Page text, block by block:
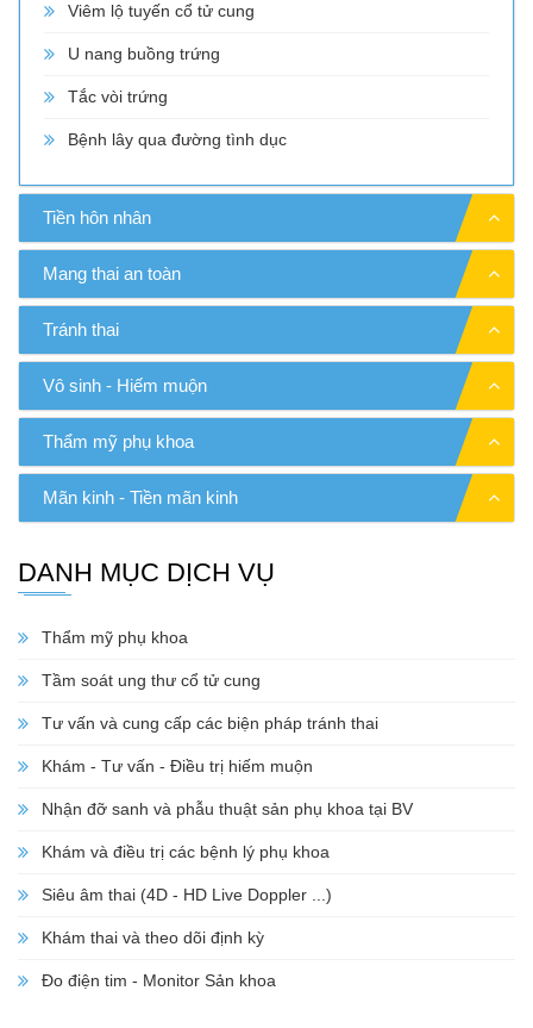
Viêm lộ tuyến cổ tử cung
U nang buồng trứng
Tắc vòi trứng
Bệnh lây qua đường tình dục
Tiền hôn nhân
Mang thai an toàn
Tránh thai
Vô sinh - Hiếm muộn
Thẩm mỹ phụ khoa
Mãn kinh - Tiền mãn kinh
DANH MỤC DỊCH VỤ
Thẩm mỹ phụ khoa
Tầm soát ung thư cổ tử cung
Tư vấn và cung cấp các biện pháp tránh thai
Khám - Tư vấn - Điều trị hiếm muộn
Nhận đỡ sanh và phẫu thuật sản phụ khoa tại BV
Khám và điều trị các bệnh lý phụ khoa
Siêu âm thai (4D - HD Live Doppler ...)
Khám thai và theo dõi định kỳ
Đo điện tim - Monitor Sản khoa